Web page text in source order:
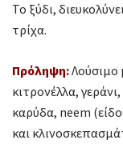
Το ξύδι,
τρίχα.
Πρόληψη:Λούσιμο
κιτρονέλλα,
καρύδα, neem
και